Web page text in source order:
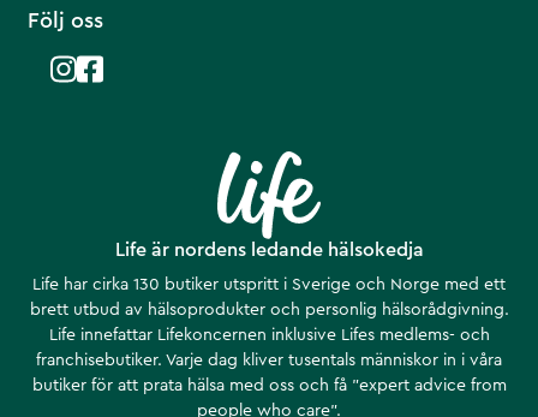
Life är nordens ledande hälsokedja
Life har cirka 130 butiker utspritt i Sverige och Norge med ett
brett utbud av hälsoprodukter och personlig hälsorådgivning.
Life innefattar Lifekoncernen inklusive Lifes medlems- och
franchisebutiker. Varje dag kliver tusentals människor in i våra
butiker för att prata hälsa med oss och få ”expert advice from
people who care”.
Följ oss